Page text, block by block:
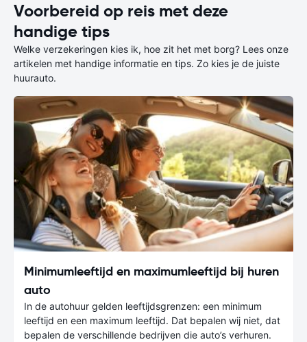
Voorbereid op reis met deze
handige tips
Welke verzekeringen kies ik, hoe zit het met borg? Lees onze
artikelen met handige informatie en tips. Zo kies je de juiste
huurauto.
Minimumleeftijd en maximumleeftijd bij huren
auto
In de autohuur gelden leeftijdsgrenzen: een minimum
leeftijd en een maximum leeftijd. Dat bepalen wij niet, dat
bepalen de verschillende bedrijven die auto’s verhuren.